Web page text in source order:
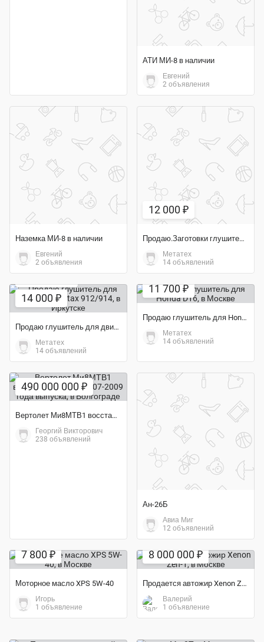
АТИ МИ-8 в наличии
Евгений
2 объявления
Наземка МИ-8 в наличии
Евгений
2 объявления
12 000 ₽
Продаю.Заготовки глушителя для РОТАКС 912. КИТ-набор для сам
Метатех
14 объявлений
14 000 ₽
Продаю глушитель для двигателя Rotax 912/914
Метатех
14 объявлений
11 700 ₽
Продаю глушитель для Honda D16
Метатех
14 объявлений
490 000 000 ₽
Вертолет Ми8МТВ1 восстановленный 2007-2009 года выпуска
Георгий Викторович
238 объявлений
Ан-26Б
Авиа Миг
12 объявлений
7 800 ₽
Моторное масло XPS 5W-40
Игорь
1 объявление
8 000 000 ₽
Продается автожир Xenon Zen-1
Валерий
1 объявление